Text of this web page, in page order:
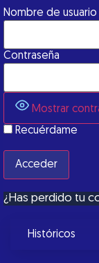
Nombre de
Contraseña
Mostrar
Recuérdame
¿Has perdido tu
Históricos